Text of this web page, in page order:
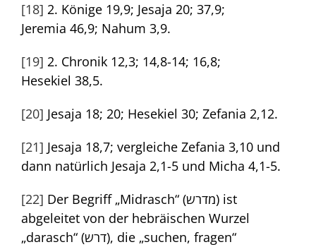
[18] 2. Könige 19,9; Jesaja 20; 37,9;
Jeremia 46,9; Nahum 3,9.
[19] 2. Chronik 12,3; 14,8-14; 16,8;
Hesekiel 38,5.
[20] Jesaja 18; 20; Hesekiel 30; Zefania 2,12.
[21] Jesaja 18,7; vergleiche Zefania 3,10 und
dann natürlich Jesaja 2,1-5 und Micha 4,1-5.
[22] Der Begriff „Midrasch“ (מדרש) ist
abgeleitet von der hebräischen Wurzel
„darasch“ (דרש), die „suchen, fragen“